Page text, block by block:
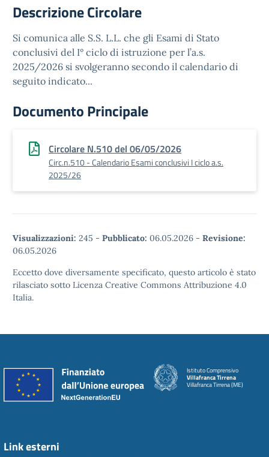
Descrizione Circolare
Si comunica alle S.S. L.L. che gli Esami di Stato
conclusivi del I° ciclo di istruzione per l’a.s.
2025/2026 si svolgeranno secondo il calendario di
seguito indicato...
Documento Principale
Circolare N.510 del 06/05/2026
Circ.n.510 - Calendario Esami conclusivi I ciclo a.s.
2025/26
Visualizzazioni: 245 - Pubblicato: 06.05.2026 - Revisione:
06.05.2026
Eccetto dove diversamente specificato, questo articolo è stato
rilasciato sotto Licenza Creative Commons Attribuzione 4.0
Italia.
Istituto Comprensivo
Villafranca Tirrena
Villafranca Tirrena (ME)
Link esterni